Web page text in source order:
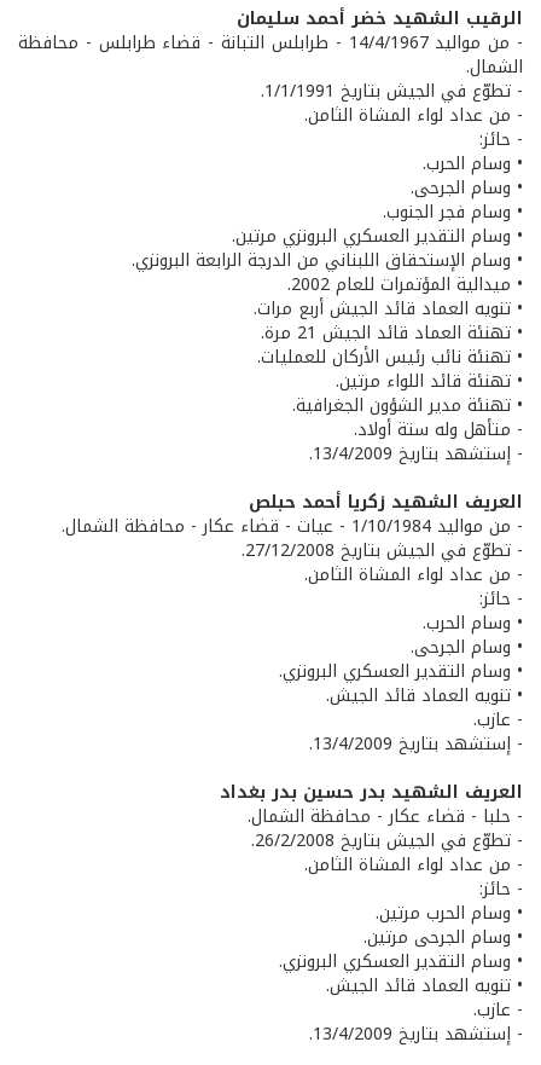
الرقيب الشهيد خضر أحمد سليمان
- من مواليد 14/4/1967 - طرابلس التبانة - قضاء طرابلس - محافظة
الشمال.
- تطوّع في الجيش بتاريخ 1/1/1991.
- من عداد لواء المشاة الثامن.
- حائز:
• وسام الحرب.
• وسام الجرحى.
• وسام فجر الجنوب.
• وسام التقدير العسكري البرونزي مرتين.
• وسام الإستحقاق اللبناني من الدرجة الرابعة البرونزي.
• ميدالية المؤتمرات للعام 2002.
• تنويه العماد قائد الجيش أربع مرات.
• تهنئة العماد قائد الجيش 21 مرة.
• تهنئة نائب رئيس الأركان للعمليات.
• تهنئة قائد اللواء مرتين.
• تهنئة مدير الشؤون الجغرافية.
- متأهل وله ستة أولاد.
- إستشهد بتاريخ 13/4/2009.
العريف الشهيد زكريا أحمد حبلص
- من مواليد 1/10/1984 - عيات - قضاء عكار - محافظة الشمال.
- تطوّع في الجيش بتاريخ 27/12/2008.
- من عداد لواء المشاة الثامن.
- حائز:
• وسام الحرب.
• وسام الجرحى.
• وسام التقدير العسكري البرونزي.
• تنويه العماد قائد الجيش.
- عازب.
- إستشهد بتاريخ 13/4/2009.
العريف الشهيد بدر حسين بدر بغداد
- حلبا - قضاء عكار - محافظة الشمال.
- تطوّع في الجيش بتاريخ 26/2/2008.
- من عداد لواء المشاة الثامن.
- حائز:
• وسام الحرب مرتين.
• وسام الجرحى مرتين.
• وسام التقدير العسكري البرونزي.
• تنويه العماد قائد الجيش.
- عازب.
- إستشهد بتاريخ 13/4/2009.